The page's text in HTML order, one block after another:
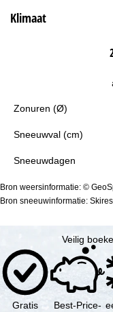
Klimaat
Zonuren (Ø)
Sneeuwval (cm)
Sneeuwdagen
Bron weersinformatie: ©
Bron sneeuwinformatie:
Veilig
Gratis
Best-Price-